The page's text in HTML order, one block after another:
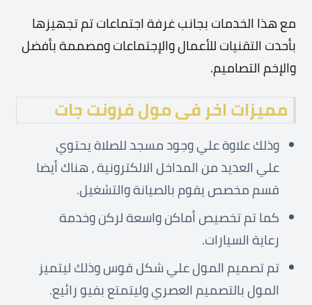
مع هذا الخدمات بجانب غرفة اجتماعات تم تجهيزها
بأحدت التقنيات للأعمال والإجتماعات ومصممة بأفضل
والإخم التصاميم.
مميزات اخر فى مول فرونت جات
وذلك علاوة علي وجود مسجد للصلاة يحتوي
علي العديد من المداخل الالكترونية ، هناك أيضا
قسم مخصص يقوم بالصيانة والتشغيل.
كما تم تخصيص أماكن واسعة لركن وخدمة
رعاية السيارات.
تم تصميم المول علي شكل قوس وذلك ليتميز
المول بالتصميم العصري وليتمتع بفيو رائيع.